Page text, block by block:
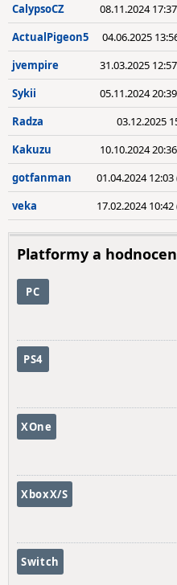
CalypsoCZ 08.11.2024
ActualPigeon5 04.06.2025
jvempire 31.03.2025
Sykii 05.11.2024
Radza 03.12.2025
Kakuzu 10.10.2024
gotfanman 01.04.2024 12:03
veka 17.02.2024 10:42
Platformy a
PC
PS4
XOne
XboxX/S
Switch